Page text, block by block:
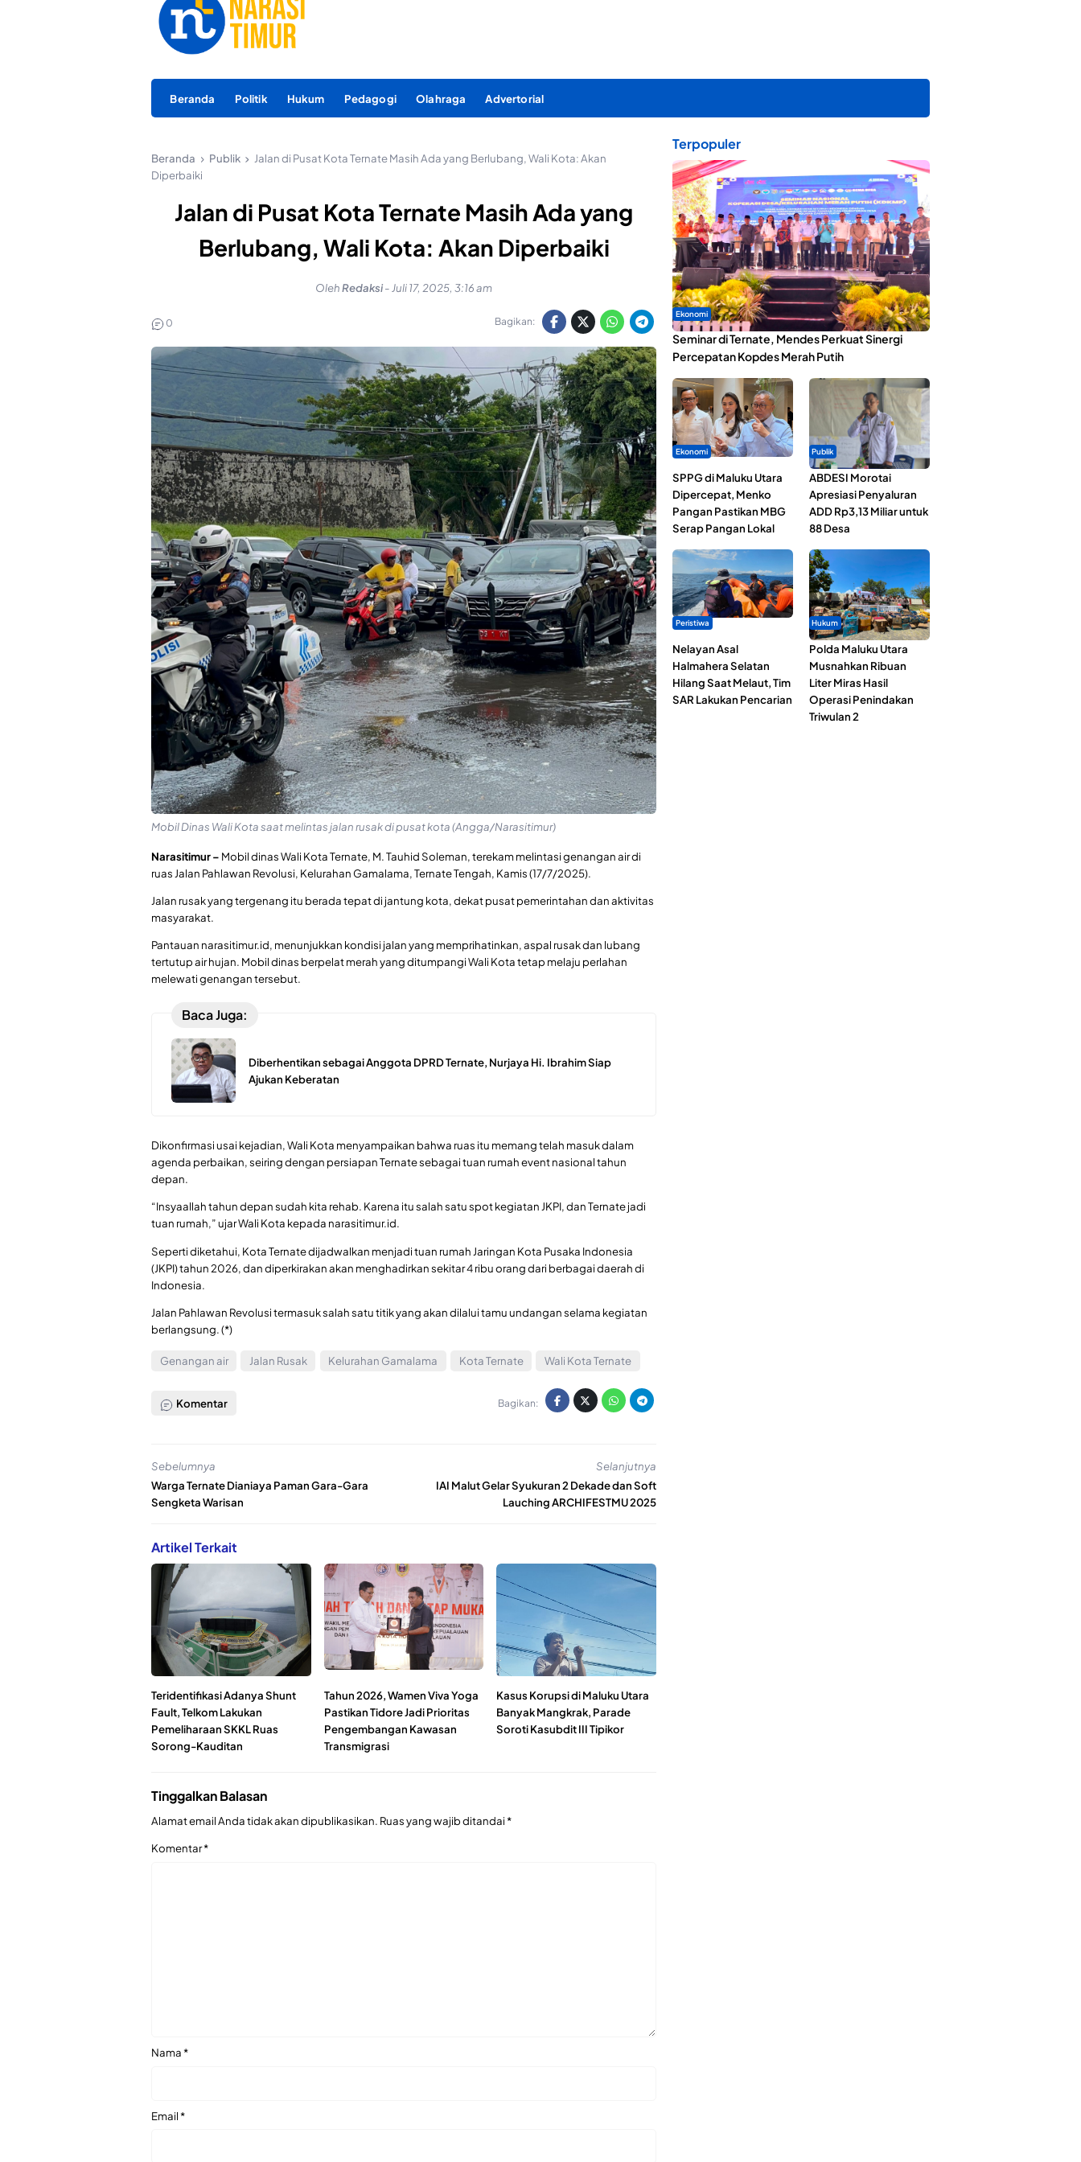
Beranda Politik Hukum Pedagogi Olahraga Advertorial
Beranda Publik
Jalan di Pusat Kota Ternate Masih Ada yang Berlubang, Wali Kota: Akan
Diperbaiki
Jalan di Pusat Kota Ternate Masih Ada yang
Berlubang, Wali Kota: Akan Diperbaiki
OlehRedaksi- Juli 17, 2025, 3:16 am
0 Bagikan:
Mobil Dinas Wali Kota saat melintas jalan rusak di pusat kota (Angga/Narasitimur)
Narasitimur – Mobil dinas Wali Kota Ternate, M. Tauhid Soleman, terekam melintasi genangan air di
ruas Jalan Pahlawan Revolusi, Kelurahan Gamalama, Ternate Tengah, Kamis (17/7/2025).
Jalan rusak yang tergenang itu berada tepat di jantung kota, dekat pusat pemerintahan dan aktivitas
masyarakat.
Pantauan narasitimur.id, menunjukkan kondisi jalan yang memprihatinkan, aspal rusak dan lubang
tertutup air hujan. Mobil dinas berpelat merah yang ditumpangi Wali Kota tetap melaju perlahan
melewati genangan tersebut.
Baca Juga:
Diberhentikan sebagai Anggota DPRD Ternate, Nurjaya Hi. Ibrahim Siap
Ajukan Keberatan
Dikonfirmasi usai kejadian, Wali Kota menyampaikan bahwa ruas itu memang telah masuk dalam
agenda perbaikan, seiring dengan persiapan Ternate sebagai tuan rumah event nasional tahun
depan.
“Insyaallah tahun depan sudah kita rehab. Karena itu salah satu spot kegiatan JKPI, dan Ternate jadi
tuan rumah,” ujar Wali Kota kepada narasitimur.id.
Seperti diketahui, Kota Ternate dijadwalkan menjadi tuan rumah Jaringan Kota Pusaka Indonesia
(JKPI) tahun 2026, dan diperkirakan akan menghadirkan sekitar 4 ribu orang dari berbagai daerah di
Indonesia.
Jalan Pahlawan Revolusi termasuk salah satu titik yang akan dilalui tamu undangan selama kegiatan
berlangsung. (*)
Genangan air Jalan Rusak Kelurahan Gamalama Kota Ternate Wali Kota Ternate
Komentar Bagikan:
Sebelumnya
Warga Ternate Dianiaya Paman Gara-Gara
Sengketa Warisan
Selanjutnya
IAI Malut Gelar Syukuran 2 Dekade dan Soft
Lauching ARCHIFESTMU 2025
Artikel Terkait
Teridentifikasi Adanya Shunt
Fault, Telkom Lakukan
Pemeliharaan SKKL Ruas
Sorong-Kauditan
Tahun 2026, Wamen Viva Yoga
Pastikan Tidore Jadi Prioritas
Pengembangan Kawasan
Transmigrasi
Kasus Korupsi di Maluku Utara
Banyak Mangkrak, Parade
Soroti Kasubdit III Tipikor
Tinggalkan Balasan
Alamat email Anda tidak akan dipublikasikan. Ruas yang wajib ditandai*
Komentar*
Nama*
Email*
Terpopuler
Ekonomi
Seminar di Ternate, Mendes Perkuat Sinergi
Percepatan Kopdes Merah Putih
Ekonomi
SPPG di Maluku Utara
Dipercepat, Menko
Pangan Pastikan MBG
Serap Pangan Lokal
Publik
ABDESI Morotai
Apresiasi Penyaluran
ADD Rp3,13 Miliar untuk
88 Desa
Peristiwa
Nelayan Asal
Halmahera Selatan
Hilang Saat Melaut, Tim
SAR Lakukan Pencarian
Hukum
Polda Maluku Utara
Musnahkan Ribuan
Liter Miras Hasil
Operasi Penindakan
Triwulan 2